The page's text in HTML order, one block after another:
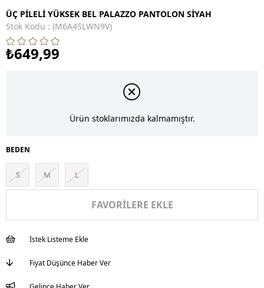
ÜÇ PİLELİ YÜKSEK BEL PALAZZO PANTOLON SİYAH
Stok Kodu
(M6A4SLWN9V)
₺649,99
Ürün stoklarımızda kalmamıştır.
BEDEN
S M L
FAVORILERE EKLE
İstek Listeme Ekle
Fiyat Düşünce Haber Ver